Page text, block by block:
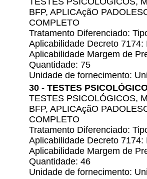
BFP, APLICAçãO
COMPLETO
Tratamento Diferenciado:
Aplicabilidade Decreto 7174:
Aplicabilidade Margem de
Quantidade: 75
Unidade de fornecimento:
30 - TESTES
TESTES PSICOLÓGICOS,
BFP, APLICAçãO
COMPLETO
Tratamento Diferenciado:
Aplicabilidade Decreto 7174:
Aplicabilidade Margem de
Quantidade: 46
Unidade de fornecimento: